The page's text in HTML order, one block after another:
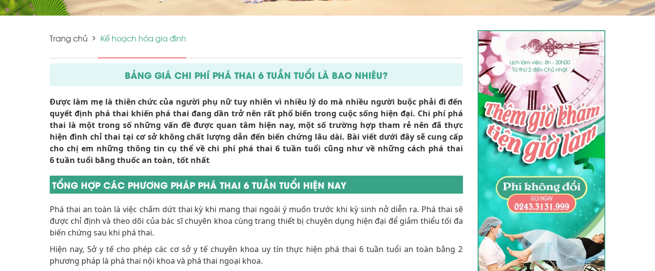
Trang chủ Kế hoạch hóa gia đình
BẢNG GIÁ CHI PHÍ PHÁ THAI 6 TUẦN TUỔI LÀ BAO NHIÊU?
Được làm mẹ là thiên chức của người phụ nữ tuy nhiên vì nhiều lý do mà nhiều người buộc phải đi đến
quyết định phá thai khiến phá thai đang dần trở nên rất phổ biến trong cuộc sống hiện đại. Chi phí phá
thai là một trong số những vấn đề được quan tâm hiện nay, một số trường hợp tham rẻ nên đã thực
hiện đình chỉ thai tại cơ sở không chất lượng dẫn đến biến chứng lâu dài. Bài viết dưới đây sẽ cung cấp
cho chị em những thông tin cụ thể về chi phí phá thai 6 tuần tuổi cũng như về những cách phá thai
6 tuần tuổi bằng thuốc an toàn, tốt nhất
TỔNG HỢP CÁC PHƯƠNG PHÁP PHÁ THAI 6 TUẦN TUỔI HIỆN NAY
Phá thai an toàn là việc chấm dứt thai kỳ khi mang thai ngoài ý muốn trước khi kỳ sinh nở diễn ra. Phá thai sẽ
được chỉ định và theo dõi của bác sĩ chuyên khoa cùng trang thiết bị chuyên dụng hiện đại để giảm thiểu tối đa
biến chứng sau khi phá thai.
Hiện nay, Sở y tế cho phép các cơ sở y tế chuyên khoa uy tín thực hiện phá thai 6 tuần tuổi an toàn bằng 2
phương pháp là phá thai nội khoa và phá thai ngoại khoa.